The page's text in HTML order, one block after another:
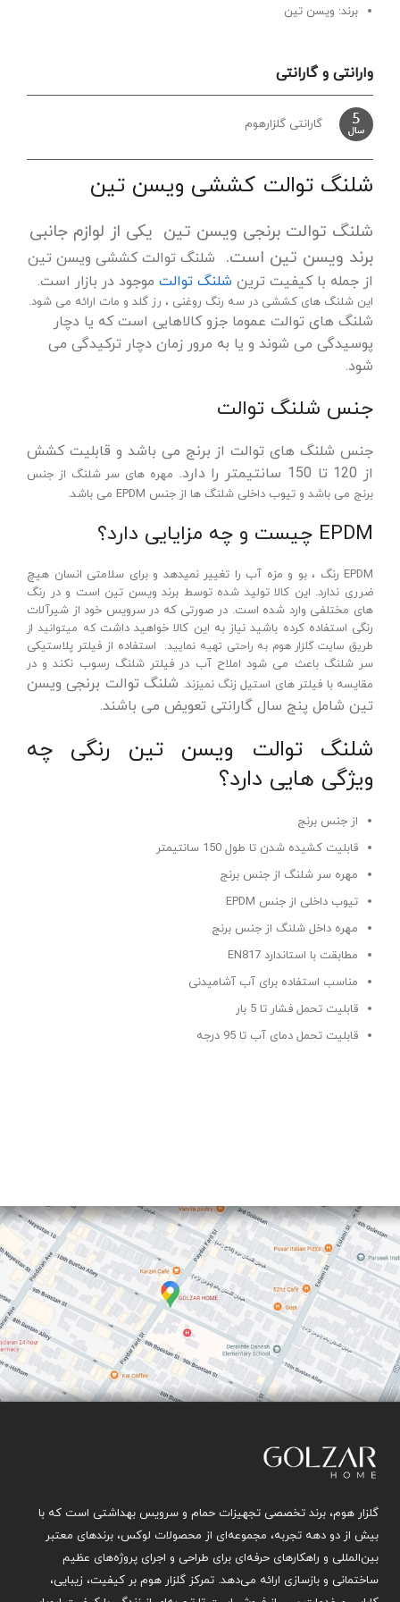
برند: ویسن تین
وارانتی و گارانتی
گارانتی گلزارهوم
شلنگ توالت کششی ویسن تین
شلنگ توالت برنجی ویسن تین یکی از لوازم جانبی
برند ویسن تین است.
شلنگ توالت کششی ویسن تین
از جمله با کیفیت ترین شلنگ توالت موجود در بازار است.
این شلنگ های کششی در سه رنگ روغنی ، رز گلد و مات ارائه می شود.
شلنگ های توالت عموما جزو کالاهایی است که یا دچار
پوسیدگی می شوند و یا به مرور زمان دچار ترکیدگی می
شود.
جنس شلنگ توالت
جنس شلنگ های توالت از برنج می باشد و قابلیت کشش
از 120 تا 150 سانتیمتر را دارد.
مهره های سر شلنگ از جنس
برنج می باشد و تیوب داخلی شلنگ ها از جنس EPDM می باشد.
EPDM چیست و چه مزایایی دارد؟
EPDM رنگ ، بو و مزه آب را تغییر نمیدهد و برای سلامتی انسان هیچ
ضرری ندارد. این کالا تولید شده توسط برند ویسن تین است و در رنگ
های مختلفی وارد شده است. در صورتی که در سرویس خود از شیرآلات
رنگی استفاده کرده باشید نیاز به این کالا خواهید داشتکه میتوانید از
طریق سایت گلزار هوم به راحتی تهیه نمایید. استفاده از فیلتر پلاستیکی
سر شلنگ باعث می شود املاح آب در فیلتر شلنگ رسوب نکند و در
مقایسه با فیلتر های استیل زنگ نمیزند. شلنگ توالت برنجی ویسن
تین شامل پنج سال گارانتی تعویض می باشند.
شلنگ توالت ویسن تین رنگی چه
ویژگی هایی دارد؟
از جنس برنج
قابلیت کشیده شدن تا طول 150 سانتیمتر
مهره سر شلنگ از جنس برنج
تیوب داخلی از جنس EPDM
مهره داخل شلنگ از جنس برنج
مطابقت با استاندارد EN817
مناسب استفاده برای آب آشامیدنی
قابلیت تحمل فشار تا 5 بار
قابلیت تحمل دمای آب تا 95 درجه
گلزار هوم، برند تخصصی تجهیزات حمام و سرویس بهداشتی است که با
بیش از دو دهه تجربه، مجموعه‌ای از محصولات لوکس، برندهای معتبر
بین‌المللی و راهکارهای حرفه‌ای برای طراحی و اجرای پروژه‌های عظیم
ساختمانی و بازسازی ارائه می‌دهد. تمرکز گلزار هوم بر کیفیت، زیبایی،